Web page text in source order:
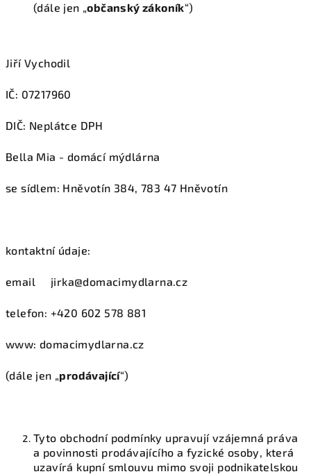
(dále jen „občanský zákoník“)
Jiří Vychodil
IČ: 07217960
DIČ: Neplátce DPH
Bella Mia - domácí mýdlárna
se sídlem: Hněvotín 384, 783 47 Hněvotín
kontaktní údaje:
email jirka@domacimydlarna.cz
telefon: +420 602 578 881
www: domacimydlarna.cz
(dále jen „prodávající“)
Tyto obchodní podmínky upravují vzájemná práva
a povinnosti prodávajícího a fyzické osoby, která
uzavírá kupní smlouvu mimo svoji podnikatelskou